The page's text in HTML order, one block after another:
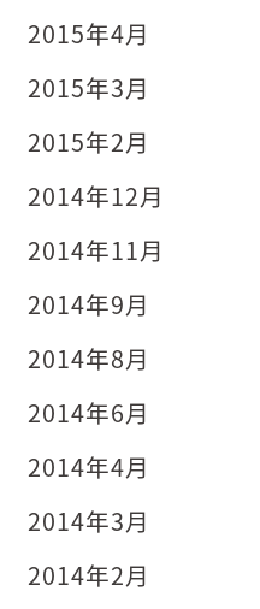
2015年4月
2015年3月
2015年2月
2014年12月
2014年11月
2014年9月
2014年8月
2014年6月
2014年4月
2014年3月
2014年2月